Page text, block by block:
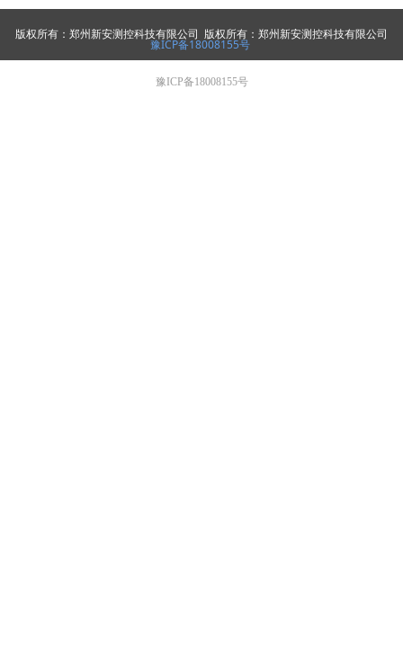
版权所有：郑州新安测控科技有限公司 版权所有：郑州新安测控科技有限公司
豫ICP备18008155号
豫ICP备18008155号